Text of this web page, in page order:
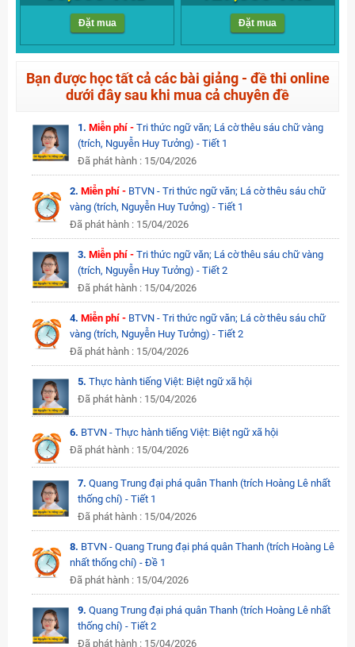
Đặt mua Đặt mua
Bạn được học tất cả các bài giảng - đề thi online
dưới đây sau khi mua cả chuyên đề
1. Miễn phí - Tri thức ngữ văn; Lá cờ thêu sáu chữ vàng
(trích, Nguyễn Huy Tưởng) - Tiết 1
Đã phát hành : 15/04/2026
2.Miễn phí - BTVN - Tri thức ngữ văn; Lá cờ thêu sáu chữ
vàng (trích, Nguyễn Huy Tưởng) - Tiết 1
Đã phát hành : 15/04/2026
3. Miễn phí - Tri thức ngữ văn; Lá cờ thêu sáu chữ vàng
(trích, Nguyễn Huy Tưởng) - Tiết 2
Đã phát hành : 15/04/2026
4.Miễn phí - BTVN - Tri thức ngữ văn; Lá cờ thêu sáu chữ
vàng (trích, Nguyễn Huy Tưởng) - Tiết 2
Đã phát hành : 15/04/2026
5. Thực hành tiếng Việt: Biệt ngữ xã hội
Đã phát hành : 15/04/2026
6. BTVN - Thực hành tiếng Việt: Biệt ngữ xã hội
Đã phát hành : 15/04/2026
7. Quang Trung đại phá quân Thanh (trích Hoàng Lê nhất
thống chí) - Tiết 1
Đã phát hành : 15/04/2026
8. BTVN - Quang Trung đại phá quân Thanh (trích Hoàng Lê
nhất thống chí) - Đề 1
Đã phát hành : 15/04/2026
9. Quang Trung đại phá quân Thanh (trích Hoàng Lê nhất
thống chí) - Tiết 2
Đã phát hành : 15/04/2026